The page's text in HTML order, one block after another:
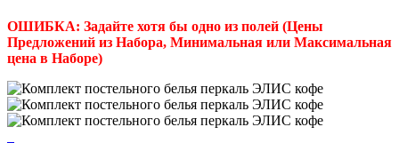
ОШИБКА: Задайте хотя бы одно из полей (Цены
Предложений из Набора, Минимальная или Максимальная
цена в Наборе)